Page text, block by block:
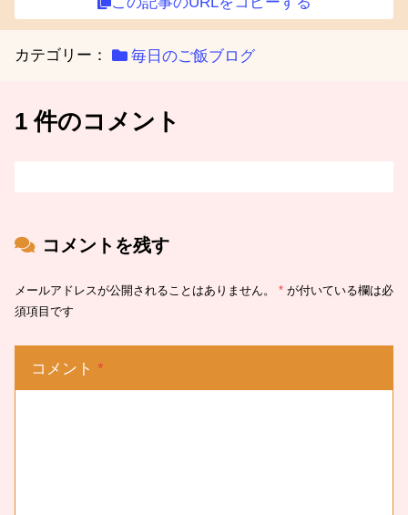
カテゴリー： 毎日のご飯ブログ
1 件のコメント
コメントを残す
メールアドレスが公開されることはありません。 * が付いている欄は必
須項目です
コメント *